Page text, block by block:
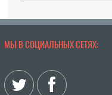
МЫ В СОЦИАЛЬНЫХ СЕТЯХ: